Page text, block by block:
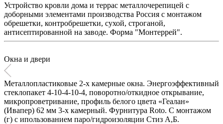
Устройство кровли дома и террас металлочерепицей с
доборными элементами производства Россия с монтажом
обрешетки, контробрешетки, сухой, строганой,
антисептированной на заводе. Форма "Монтеррей".
Окна и двери
Металлопластиковые 2-х камерные окна. Энергоэффективный
стеклопакет 4-10-4-10-4, поворотно/откидное открывание,
микропроветривание, профиль белого цвета «Геалан»
(Ивапер) 62 мм 3-х камерный. Фурнитура Roto. C монтажом
(г) с ипользованием паро/гидроизоляции Стиз А,Б.